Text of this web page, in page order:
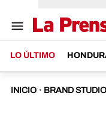
LO ÚLTIMO
INICIO · BRAND STUDIO